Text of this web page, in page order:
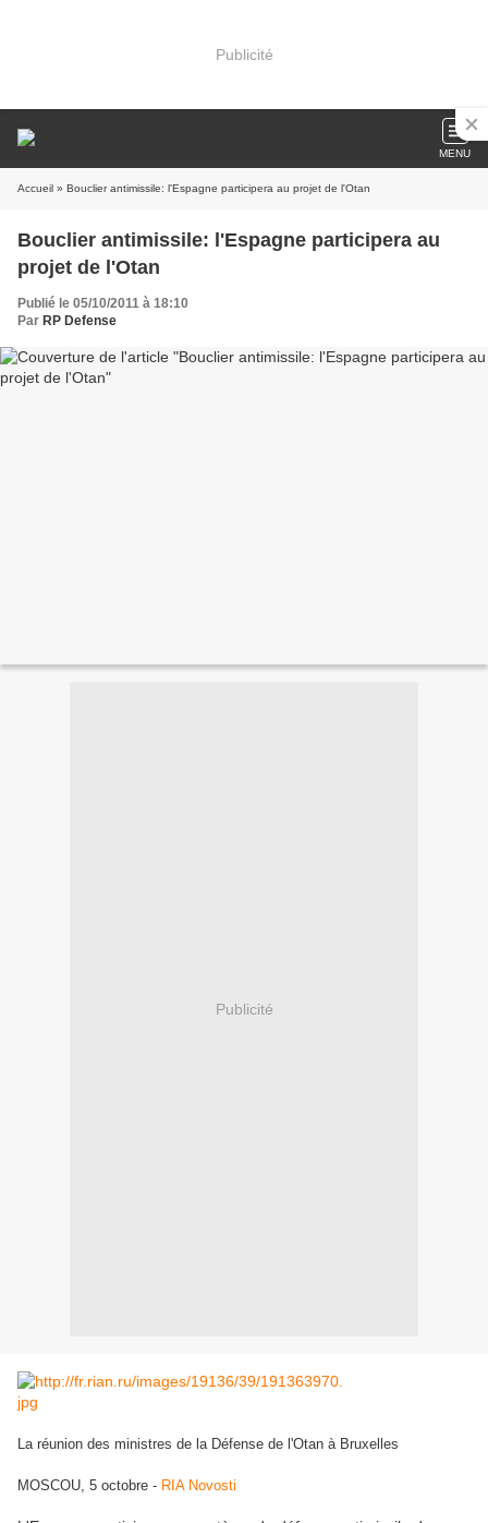
Publicité
MENU
Accueil » Bouclier antimissile: l'Espagne participera au projet de l'Otan
Bouclier antimissile: l'Espagne participera au
projet de l'Otan
Publié le 05/10/2011 à 18:10
Par RP Defense
Publicité
La réunion des ministres de la Défense de l'Otan à Bruxelles
MOSCOU, 5 octobre - RIA Novosti